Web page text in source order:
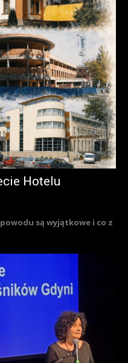
Hotelu
są wyjątkowe i co z